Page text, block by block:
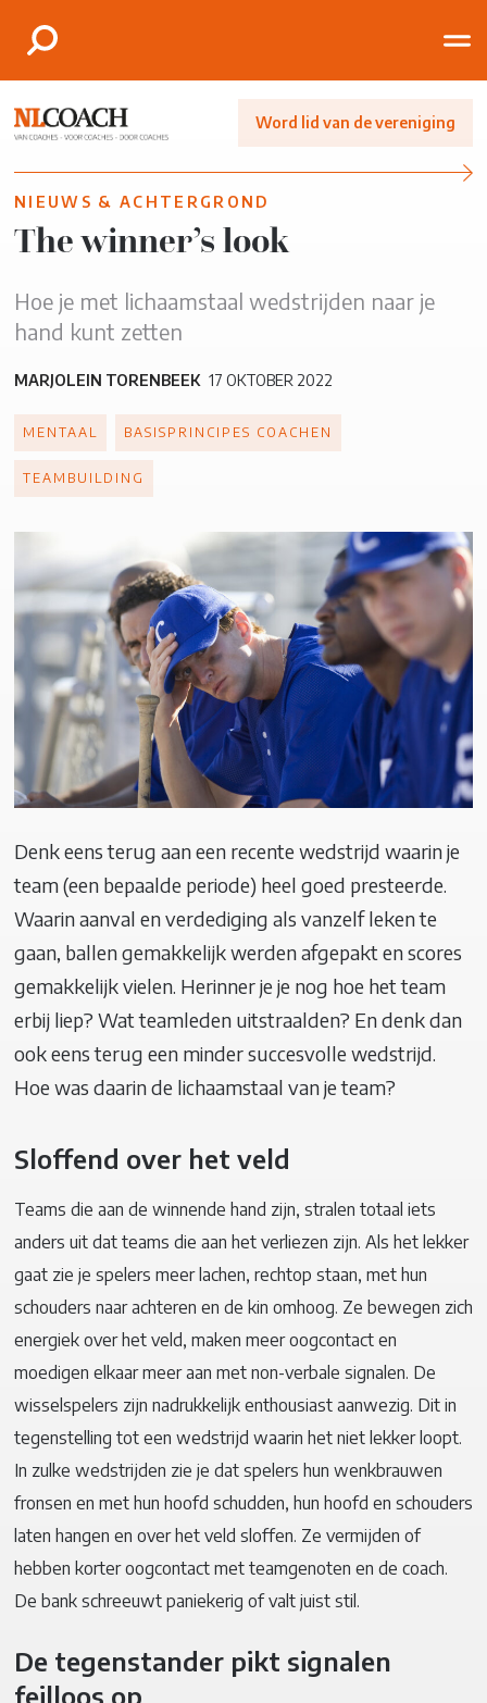
Word lid van de vereniging
NIEUWS & ACHTERGROND
The winner’s look
Hoe je met lichaamstaal wedstrijden naar je
hand kunt zetten
MENTAAL BASISPRINCIPES COACHEN
TEAMBUILDING
17 OKTOBER 2022
MARJOLEIN TORENBEEK
Denk eens terug aan een recente wedstrijd waarin je
team (een bepaalde periode) heel goed presteerde.
Waarin aanval en verdediging als vanzelf leken te
gaan, ballen gemakkelijk werden afgepakt en scores
gemakkelijk vielen. Herinner je je nog hoe het team
erbij liep? Wat teamleden uitstraalden? En denk dan
ook eens terug een minder succesvolle wedstrijd.
Hoe was daarin de lichaamstaal van je team?
Sloffend over het veld
Teams die aan de winnende hand zijn, stralen totaal iets
anders uit dat teams die aan het verliezen zijn. Als het lekker
gaat zie je spelers meer lachen, rechtop staan, met hun
schouders naar achteren en de kin omhoog. Ze bewegen zich
energiek over het veld, maken meer oogcontact en
moedigen elkaar meer aan met non-verbale signalen. De
wisselspelers zijn nadrukkelijk enthousiast aanwezig. Dit in
tegenstelling tot een wedstrijd waarin het niet lekker loopt.
In zulke wedstrijden zie je dat spelers hun wenkbrauwen
fronsen en met hun hoofd schudden, hun hoofd en schouders
laten hangen en over het veld sloffen. Ze vermijden of
hebben korter oogcontact met teamgenoten en de coach.
De bank schreeuwt paniekerig of valt juist stil.
De tegenstander pikt signalen
feilloos op